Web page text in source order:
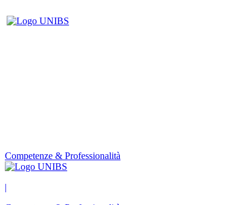
Competenze & Professionalità
|